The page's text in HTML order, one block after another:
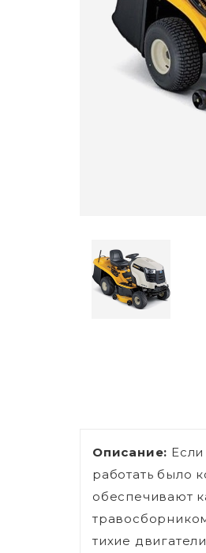
Описание:
работать было
обеспечивают
тихие